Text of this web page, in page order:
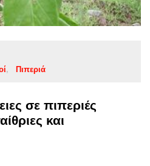
Πιπεριά
σε πιπεριές
και